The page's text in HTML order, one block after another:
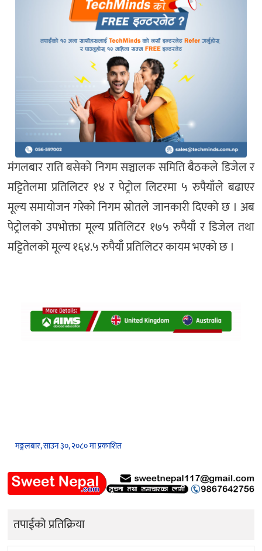
मंगलबार राति बसेको निगम सञ्चालक समिति बैठकले डिजेल र
मट्टितेलमा प्रतिलिटर १४ र पेट्रोल लिटरमा ५ रुपैयाँले बढाएर
मूल्य समायोजन गरेको निगम स्रोतले जानकारी दिएको छ । अब
पेट्रोलको उपभोक्ता मूल्य प्रतिलिटर १७५ रुपैयाँ र डिजेल तथा
मट्टितेलको मूल्य १६४.५ रुपैयाँ प्रतिलिटर कायम भएको छ ।
मङ्गलबार, साउन ३०, २०८० मा प्रकाशित
तपाईको प्रतिक्रिया